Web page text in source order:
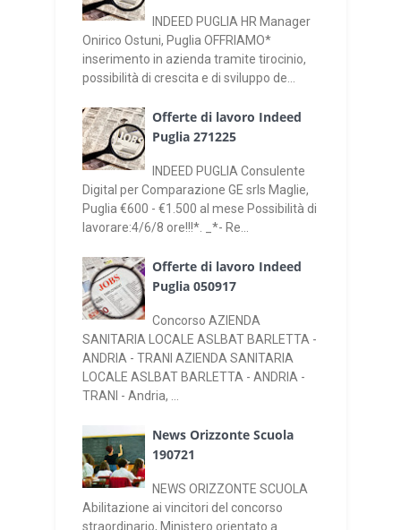
INDEED PUGLIA HR Manager
Onirico Ostuni, Puglia OFFRIAMO*
inserimento in azienda tramite tirocinio,
possibilità di crescita e di sviluppo de...
Offerte di lavoro Indeed
Puglia 271225
INDEED PUGLIA Consulente
Digital per Comparazione GE srls Maglie,
Puglia €600 - €1.500 al mese Possibilità di
lavorare:4/6/8 ore!!!*. _*- Re...
Offerte di lavoro Indeed
Puglia 050917
Concorso AZIENDA
SANITARIA LOCALE ASLBAT BARLETTA -
ANDRIA - TRANI AZIENDA SANITARIA
LOCALE ASLBAT BARLETTA - ANDRIA -
TRANI - Andria, ...
News Orizzonte Scuola
190721
NEWS ORIZZONTE SCUOLA
Abilitazione ai vincitori del concorso
straordinario, Ministero orientato a